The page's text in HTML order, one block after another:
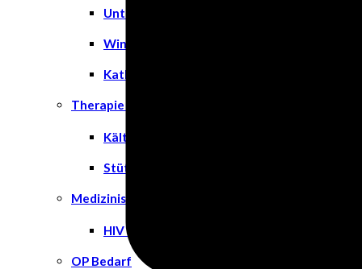
Unterlagen
Windeln
Katheter
Therapie & Kompression
Kälte- & Wärmetherapie
Stützstrümpfe & Kompression
Medizinische Tests & Geräte
HIV Tests
OP Bedarf